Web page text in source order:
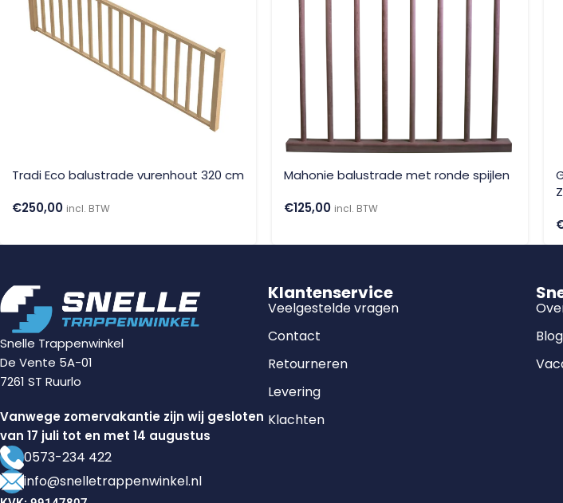
Tradi Eco balustrade vurenhout 320 cm
€250,00 incl. BTW
Mahonie balustrade met ronde spijlen
€125,00 incl. BTW
Snelle Trappenwinkel
De Vente 5A-01
7261 ST Ruurlo
Vanwege zomervakantie zijn wij gesloten
van 17 juli tot en met 14 augustus
0573-234 422
info@snelletrappenwinkel.nl
Klantenservice
Veelgestelde vragen
Contact
Retourneren
Levering
Klachten
Blog